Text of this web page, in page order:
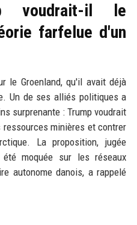
voudrait-il le
farfelue d'un
le Groenland, qu'il avait déjà
Un de ses alliés politiques a
surprenante : Trump voudrait
minières et contrer
La proposition, jugée
moquée sur les réseaux
autonome danois, a rappelé